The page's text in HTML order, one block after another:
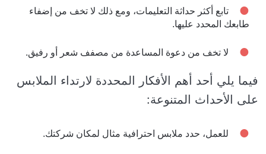
تابع أكثر حداثة التعليمات، ومع ذلك لا تخف من إضفاء
طابعك المحدد عليها.
لا تخف من دعوة المساعدة من مصفف شعر أو رفيق.
فيما يلي أحد أهم الأفكار المحددة لارتداء الملابس
على الأحداث المتنوعة:
للعمل، حدد ملابس احترافية مثال لمكان شركتك.